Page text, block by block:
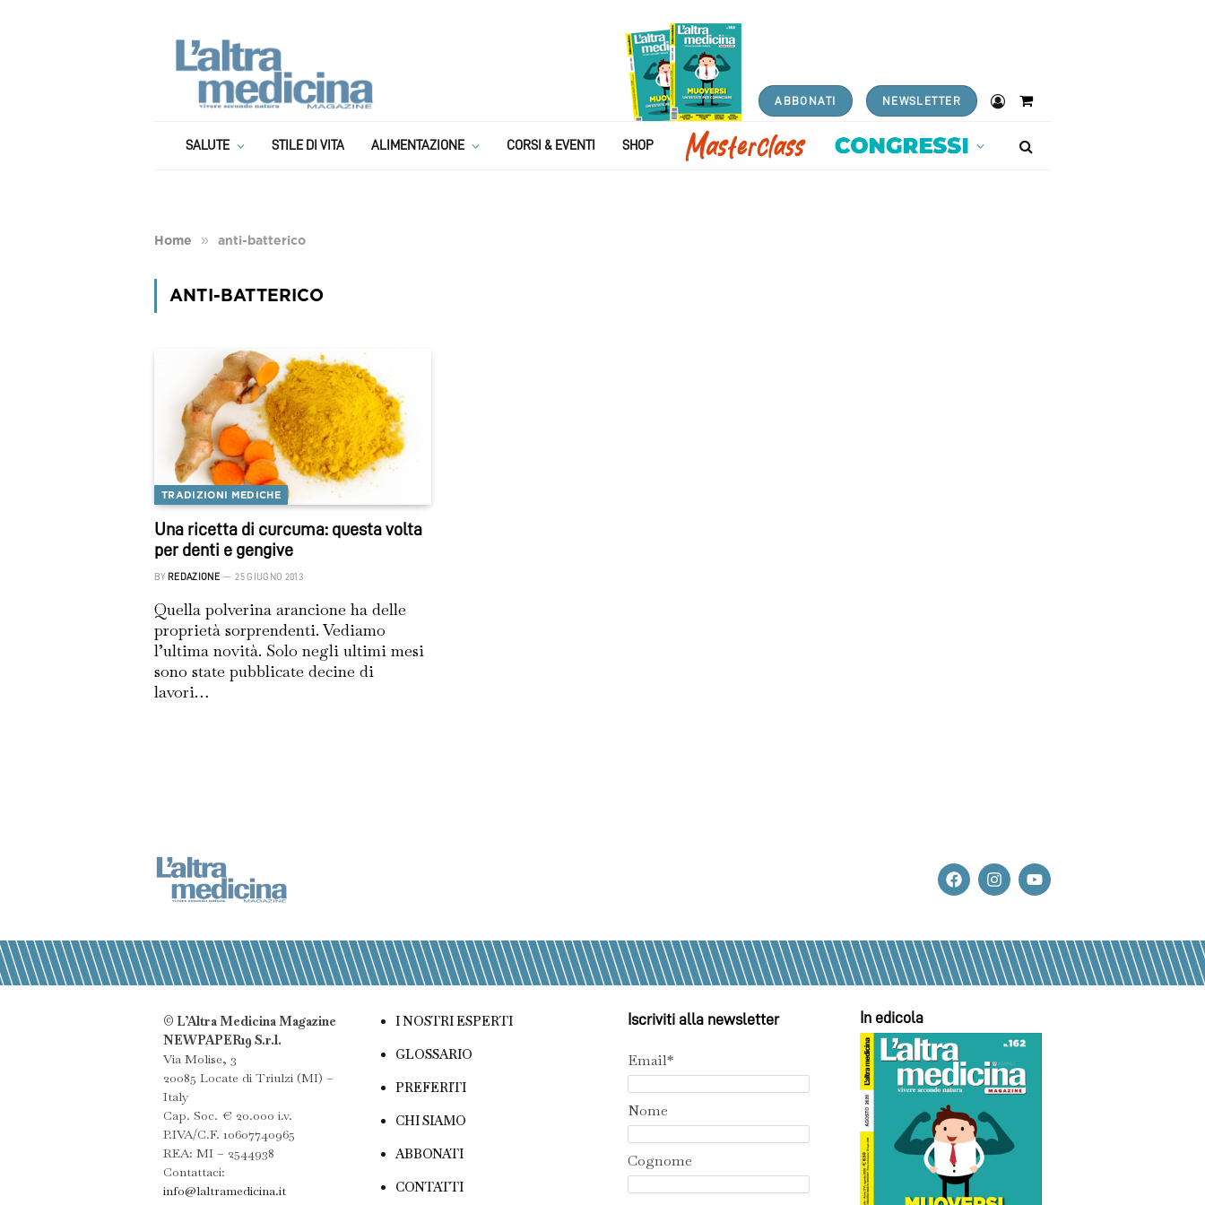
ABBONATI NEWSLETTER
Shopping
SALUTE STILE DI VITA ALIMENTAZIONE CORSI & EVENTI SHOP
Home » anti-batterico
ANTI-BATTERICO
TRADIZIONI MEDICHE
Una ricetta di curcuma: questa volta
per denti e gengive
BY REDAZIONE 25 GIUGNO 2013
Quella polverina arancione ha delle
proprietà sorprendenti. Vediamo
l’ultima novità. Solo negli ultimi mesi
sono state pubblicate decine di
lavori…
© L’Altra Medicina Magazine
NEWPAPER19 S.r.l.
Via Molise, 3
20085 Locate di Triulzi (MI) –
Italy
Cap. Soc. € 20.000 i.v.
P.IVA/C.F. 10607740965
REA: MI – 2544938
Contattaci:
info@laltramedicina.it
I NOSTRI ESPERTI
GLOSSARIO
PREFERITI
CHI SIAMO
ABBONATI
CONTATTI
Iscriviti alla newsletter
Email*
Nome
Cognome
In edicola